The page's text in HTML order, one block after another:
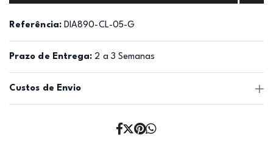
Referência: DIA890-CL-05-G
Prazo de Entrega: 2 a 3 Semanas
Custos de Envio